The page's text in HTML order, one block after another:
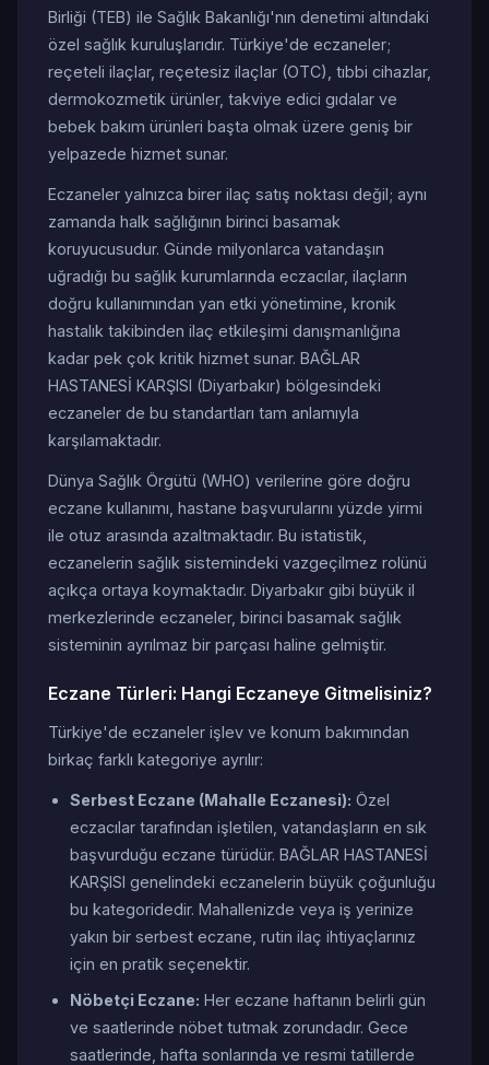
Birliği (TEB) ile Sağlık Bakanlığı'nın denetimi altındaki
özel sağlık kuruluşlarıdır. Türkiye'de eczaneler;
reçeteli ilaçlar, reçetesiz ilaçlar (OTC), tıbbi cihazlar,
dermokozmetik ürünler, takviye edici gıdalar ve
bebek bakım ürünleri başta olmak üzere geniş bir
yelpazede hizmet sunar.
Eczaneler yalnızca birer ilaç satış noktası değil; aynı
zamanda halk sağlığının birinci basamak
koruyucusudur. Günde milyonlarca vatandaşın
uğradığı bu sağlık kurumlarında eczacılar, ilaçların
doğru kullanımından yan etki yönetimine, kronik
hastalık takibinden ilaç etkileşimi danışmanlığına
kadar pek çok kritik hizmet sunar. BAĞLAR
HASTANESİ KARŞISI (Diyarbakır) bölgesindeki
eczaneler de bu standartları tam anlamıyla
karşılamaktadır.
Dünya Sağlık Örgütü (WHO) verilerine göre doğru
eczane kullanımı, hastane başvurularını yüzde yirmi
ile otuz arasında azaltmaktadır. Bu istatistik,
eczanelerin sağlık sistemindeki vazgeçilmez rolünü
açıkça ortaya koymaktadır. Diyarbakır gibi büyük il
merkezlerinde eczaneler, birinci basamak sağlık
sisteminin ayrılmaz bir parçası haline gelmiştir.
Eczane Türleri: Hangi Eczaneye Gitmelisiniz?
Türkiye'de eczaneler işlev ve konum bakımından
birkaç farklı kategoriye ayrılır:
Serbest Eczane (Mahalle Eczanesi): Özel
eczacılar tarafından işletilen, vatandaşların en sık
başvurduğu eczane türüdür. BAĞLAR HASTANESİ
KARŞISI genelindeki eczanelerin büyük çoğunluğu
bu kategoridedir. Mahallenizde veya iş yerinize
yakın bir serbest eczane, rutin ilaç ihtiyaçlarınız
için en pratik seçenektir.
Nöbetçi Eczane: Her eczane haftanın belirli gün
ve saatlerinde nöbet tutmak zorundadır. Gece
saatlerinde, hafta sonlarında ve resmi tatillerde